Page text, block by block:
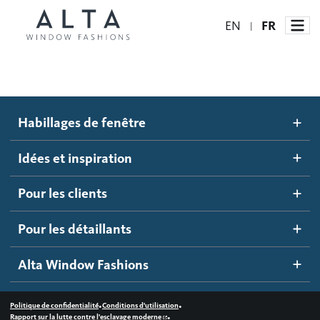
EN | FR
Stores automatisés
Stores alvéolés
Stores à enrouleur
Stores à bandes
Stores translucides
Stores en bois
Idées et inspiration
Blogue
Galerie d'inspiration
Comment ça marche
Devenir un détaillant
Accès détaillant
Contactez-nous
Habillages de fenêtre
Idées et inspiration
Pour les clients
Pour les détaillants
Alta Window Fashions
Politique de confidentialité•Conditions d'utilisation•
Rapport sur la lutte contre l'esclavage moderne •